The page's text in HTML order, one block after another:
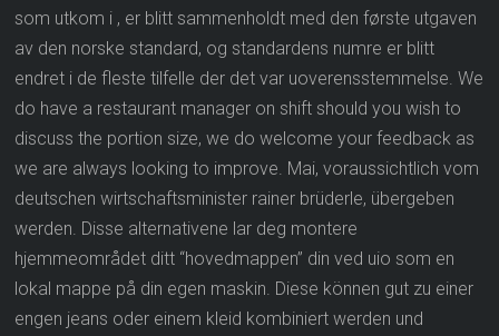
som utkom i , er blitt sammenholdt med den første utgaven
av den norske standard, og standardens numre er blitt
endret i de fleste tilfelle der det var uoverensstemmelse. We
do have a restaurant manager on shift should you wish to
discuss the portion size, we do welcome your feedback as
we are always looking to improve. Mai, voraussichtlich vom
deutschen wirtschaftsminister rainer brüderle, übergeben
werden. Disse alternativene lar deg montere
hjemmeområdet ditt “hovedmappen” din ved uio som en
lokal mappe på din egen maskin. Diese können gut zu einer
engen jeans oder einem kleid kombiniert werden und